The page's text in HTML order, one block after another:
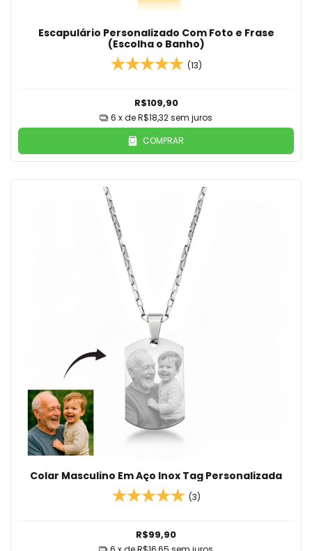
Escapulário Personalizado Com Foto e Frase
(Escolha o Banho)
(13)
R$109,90
6 x deR$18,32sem juros
COMPRAR
Colar Masculino Em Aço Inox Tag Personalizada
(3)
R$99,90